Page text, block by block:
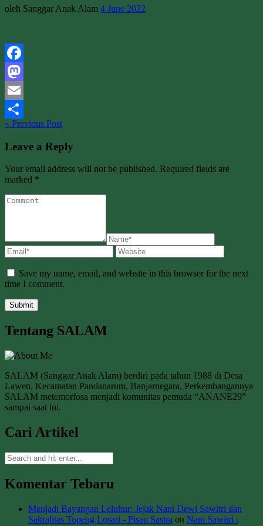
oleh Sanggar Anak Alam 4 June 2022
Facebook
Mastodon
Email
Share
« Previous Post
Leave a Reply
Your email address will not be published. Required fields are
marked *
Save my name, email, and website in this browser for the next
time I comment.
Tentang SALAM
SALAM (Sanggar Anak Alam) berdiri pada tahun 1988 di Desa
Lawen, Kecamatan Pandanarum, Banjarnegara, Perkembangannya
SALAM metemorfosa menjadi komunitas pemuda “ANANE29”
sampai saat ini.
Cari Artikel
Komentar Tebaru
Menjadi Bayangan Leluhur: Jejak Nani Dewi Sawitri dan
Sakralitas Topeng Losari - Pisau Sastra on Nani Sawitri :